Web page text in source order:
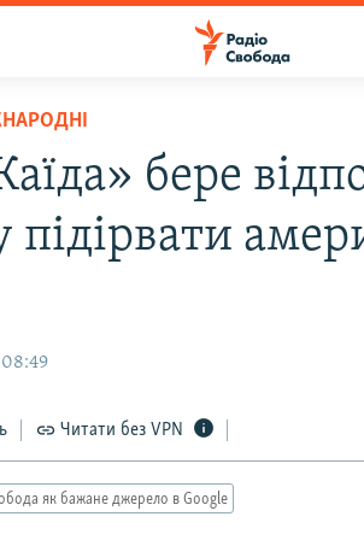
бере
підірвати
Читати без VPN
як бажане джерело в Google